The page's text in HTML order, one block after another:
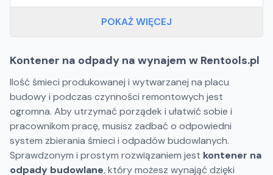
POKAŻ WIĘCEJ
Kontener na odpady na wynajem w Rentools.pl
Ilość śmieci produkowanej i wytwarzanej na placu
budowy i podczas czynności remontowych jest
ogromna. Aby utrzymać porządek i ułatwić sobie i
pracownikom pracę, musisz zadbać o odpowiedni
system zbierania śmieci i odpadów budowlanych.
Sprawdzonym i prostym rozwiązaniem jest kontener na
odpady budowlane, który możesz wynająć dzięki